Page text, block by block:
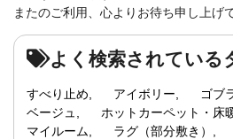
またのご利用、心よりお待ち申し上げ
よく検索されている
すべり止め アイボリー
ゴブ
ベージュ
ホットカーペット・床
マイルーム
ラグ（部分敷き）